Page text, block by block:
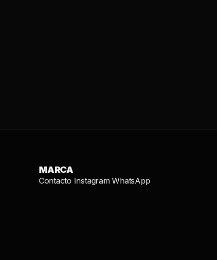
MARCA
Contacto Instagram WhatsApp